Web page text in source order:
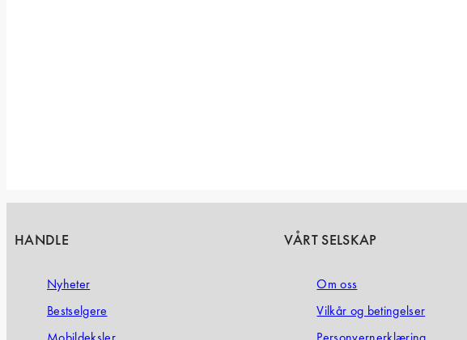
HANDLE
Nyheter
Bestselgere
VÅRT SELSKAP
Om oss
Vilkår og betingelser